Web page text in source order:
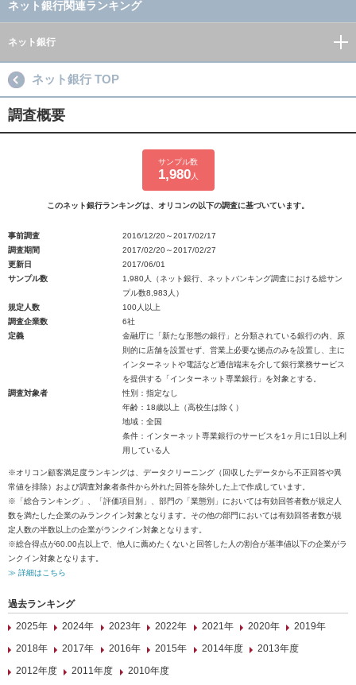
ネット銀行関連ランキング
ネット銀行
ネット銀行 TOP
調査概要
サンプル数
1,980人
このネット銀行ランキングは、オリコンの以下の調査に基づいています。
事前調査
2016/12/20～2017/02/17
調査期間
2017/02/20～2017/02/27
更新日
2017/06/01
サンプル数
1,980人（ネット銀行、ネットバンキング調査における総サン
プル数8,983人）
規定人数
100人以上
調査企業数
6社
定義
金融庁に「新たな形態の銀行」と分類されている銀行の内、原
則的に店舗を設置せず、営業上必要な拠点のみを設置し、主に
インターネットや電話など通信端末を介して銀行業務サービス
を提供する「インターネット専業銀行」を対象とする。
調査対象者
性別：指定なし
年齢：18歳以上（高校生は除く）
地域：全国
条件：インターネット専業銀行のサービスを1ヶ月に1日以上利
用している人
※オリコン顧客満足度ランキングは、データクリーニング（回収したデータから不正回答や異
常値を排除）および調査対象者条件から外れた回答を除外した上で作成しています。
※「総合ランキング」、「評価項目別」、部門の「業態別」においては有効回答者数が規定人
数を満たした企業のみランクイン対象となります。その他の部門においては有効回答者数が規
定人数の半数以上の企業がランクイン対象となります。
※総合得点が60.00点以上で、他人に薦めたくないと回答した人の割合が基準値以下の企業がラ
ンクイン対象となります。
≫ 詳細はこちら
過去ランキング
2025年
2024年 2023年 2022年 2021年 2020年
2019年
2018年
2017年 2016年 2015年 2014年度
2013年度
2012年度
2011年度 2010年度